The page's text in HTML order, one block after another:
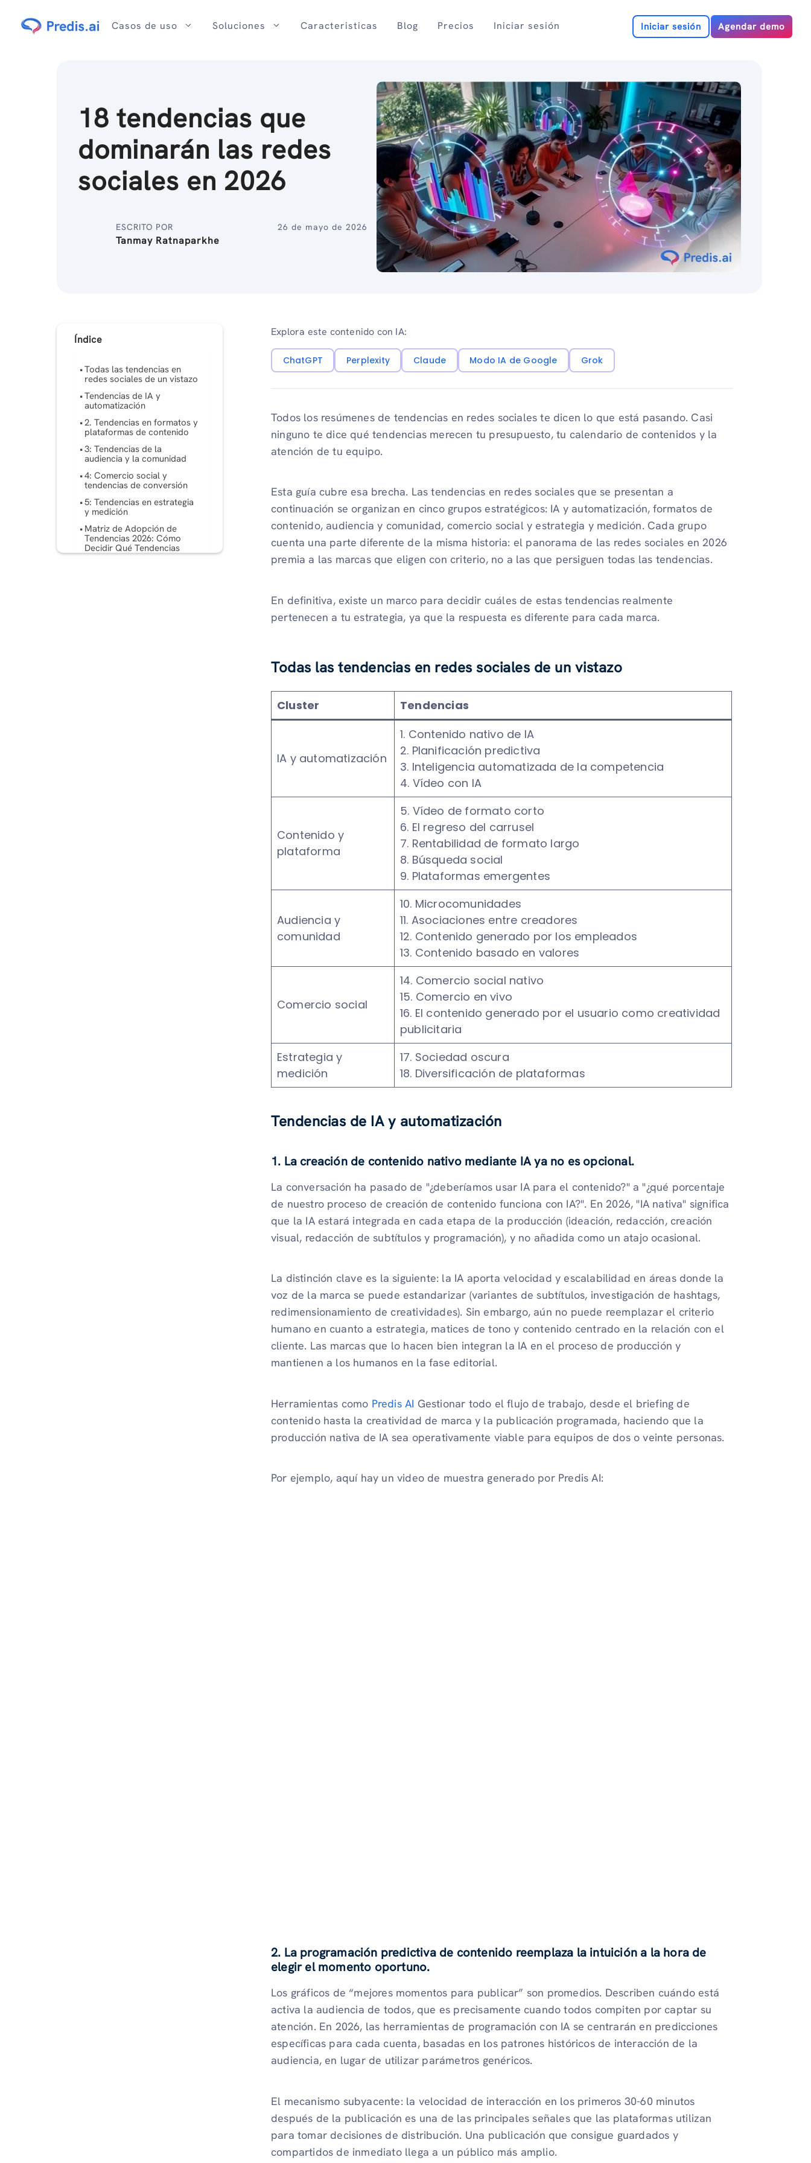
contenido
Casos de uso Soluciones Caracteristicas Blog Precios Iniciar sesión Iniciar sesión Agendar demo
18 tendencias que
dominarán las redes
sociales en 2026
ESCRITO POR
Tanmay Ratnaparkhe
26 de mayo de 2026
Índice
Todas las tendencias en
redes sociales de un vistazo
Tendencias de IA y
automatización
2. Tendencias en formatos y
plataformas de contenido
3: Tendencias de la
audiencia y la comunidad
4: Comercio social y
tendencias de conversión
5: Tendencias en estrategia
y medición
Matriz de Adopción de
Tendencias 2026: Cómo
Decidir Qué Tendencias
Deben Incluirse En Su
Explora este contenido con IA:
ChatGPT Perplexity Claude Modo IA de Google Grok
Todos los resúmenes de tendencias en redes sociales te dicen lo que está pasando. Casi
ninguno te dice qué tendencias merecen tu presupuesto, tu calendario de contenidos y la
atención de tu equipo.
Esta guía cubre esa brecha. Las tendencias en redes sociales que se presentan a
continuación se organizan en cinco grupos estratégicos: IA y automatización, formatos de
contenido, audiencia y comunidad, comercio social y estrategia y medición. Cada grupo
cuenta una parte diferente de la misma historia: el panorama de las redes sociales en 2026
premia a las marcas que eligen con criterio, no a las que persiguen todas las tendencias.
En definitiva, existe un marco para decidir cuáles de estas tendencias realmente
pertenecen a tu estrategia, ya que la respuesta es diferente para cada marca.
Todas las tendencias en redes sociales de un vistazo
Cluster Tendencias
IA y automatización
1. Contenido nativo de IA
2. Planificación predictiva
3. Inteligencia automatizada de la competencia
4. Vídeo con IA
Contenido y
plataforma
5. Vídeo de formato corto
6. El regreso del carrusel
7. Rentabilidad de formato largo
8. Búsqueda social
9. Plataformas emergentes
Audiencia y
comunidad
10. Microcomunidades
11. Asociaciones entre creadores
12. Contenido generado por los empleados
13. Contenido basado en valores
Comercio social
14. Comercio social nativo
15. Comercio en vivo
16. El contenido generado por el usuario como creatividad
publicitaria
Estrategia y
medición
17. Sociedad oscura
18. Diversificación de plataformas
Tendencias de IA y automatización
1. La creación de contenido nativo mediante IA ya no es opcional.
La conversación ha pasado de "¿deberíamos usar IA para el contenido?" a "¿qué porcentaje
de nuestro proceso de creación de contenido funciona con IA?". En 2026, "IA nativa" significa
que la IA estará integrada en cada etapa de la producción (ideación, redacción, creación
visual, redacción de subtítulos y programación), y no añadida como un atajo ocasional.
La distinción clave es la siguiente: la IA aporta velocidad y escalabilidad en áreas donde la
voz de la marca se puede estandarizar (variantes de subtítulos, investigación de hashtags,
redimensionamiento de creatividades). Sin embargo, aún no puede reemplazar el criterio
humano en cuanto a estrategia, matices de tono y contenido centrado en la relación con el
cliente. Las marcas que lo hacen bien integran la IA en el proceso de producción y
mantienen a los humanos en la fase editorial.
Herramientas como Predis AI Gestionar todo el flujo de trabajo, desde el briefing de
contenido hasta la creatividad de marca y la publicación programada, haciendo que la
producción nativa de IA sea operativamente viable para equipos de dos o veinte personas.
Por ejemplo, aquí hay un video de muestra generado por Predis AI:
2. La programación predictiva de contenido reemplaza la intuición a la hora de
elegir el momento oportuno.
Los gráficos de “mejores momentos para publicar” son promedios. Describen cuándo está
activa la audiencia de todos, que es precisamente cuando todos compiten por captar su
atención. En 2026, las herramientas de programación con IA se centrarán en predicciones
específicas para cada cuenta, basadas en los patrones históricos de interacción de la
audiencia, en lugar de utilizar parámetros genéricos.
El mecanismo subyacente: la velocidad de interacción en los primeros 30-60 minutos
después de la publicación es una de las principales señales que las plataformas utilizan
para tomar decisiones de distribución. Una publicación que consigue guardados y
compartidos de inmediato llega a un público más amplio.